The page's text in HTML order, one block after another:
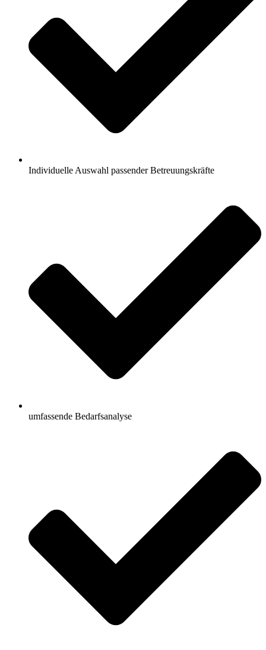
Individuelle Auswahl passender Betreuungskräfte
umfassende Bedarfsanalyse